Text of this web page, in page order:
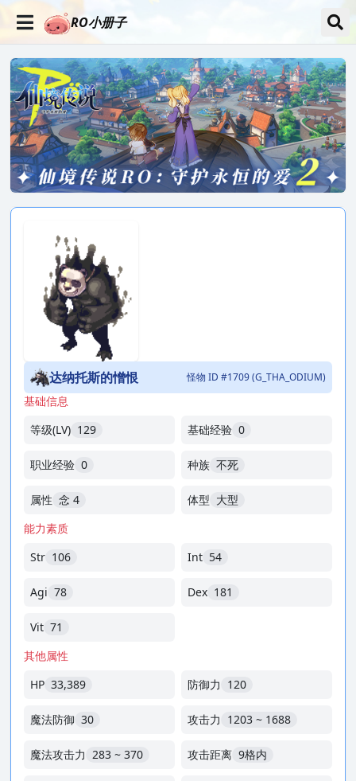
RO小册子
达纳托斯的憎恨 怪物 ID #1709 (G_THA_ODIUM)
基础信息
等级(LV) 129 基础经验 0
职业经验 0 种族 不死
属性 念 4 体型 大型
能力素质
Str 106 Int 54
Agi 78 Dex 181
Vit 71
其他属性
HP 33,389 防御力 120
魔法防御 30 攻击力 1203 ~ 1688
魔法攻击力 283 ~ 370 攻击距离 9格内